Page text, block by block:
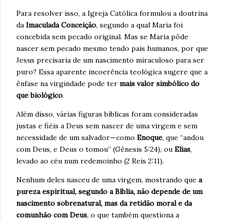
Para resolver isso, a Igreja Católica formulou a doutrina
da Imaculada Conceição, segundo a qual Maria foi
concebida sem pecado original. Mas se Maria pôde
nascer sem pecado mesmo tendo pais humanos, por que
Jesus precisaria de um nascimento miraculoso para ser
puro? Essa aparente incoerência teológica sugere que a
ênfase na virgindade pode ter mais valor simbólico do
que biológico.
Além disso, várias figuras bíblicas foram consideradas
justas e fiéis a Deus sem nascer de uma virgem e sem
necessidade de um salvador—como Enoque, que “andou
com Deus, e Deus o tomou” (Gênesis 5:24), ou Elias,
levado ao céu num redemoinho (2 Reis 2:11).
Nenhum deles nasceu de uma virgem, mostrando que a
pureza espiritual, segundo a Bíblia, não depende de um
nascimento sobrenatural, mas da retidão moral e da
comunhão com Deus, o que também questiona a